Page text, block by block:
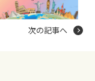
次の記事へ